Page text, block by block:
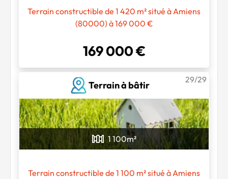
Terrain constructible de 1 420 m² situé à Amiens
(80000) à 169 000 €
169 000 €
Terrain à bâtir
29/29
1 100m²
Terrain constructible de 1 100 m² situé à Amiens